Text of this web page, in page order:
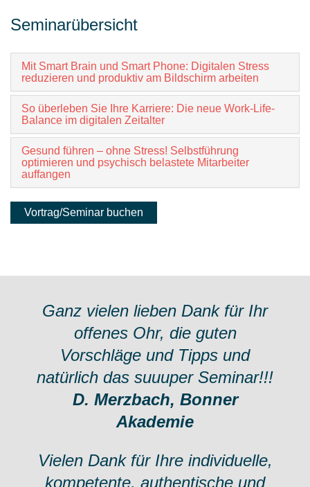
Seminarübersicht
Mit Smart Brain und Smart Phone: Digitalen Stress
reduzieren und produktiv am Bildschirm arbeiten
So überleben Sie Ihre Karriere: Die neue Work-Life-
Balance im digitalen Zeitalter
Gesund führen – ohne Stress! Selbstführung
optimieren und psychisch belastete Mitarbeiter
auffangen
Vortrag/Seminar buchen
Ganz vielen lieben Dank für Ihr
offenes Ohr, die guten
Vorschläge und Tipps und
natürlich das suuuper Seminar!!!
D. Merzbach, Bonner
Akademie
Vielen Dank für Ihre individuelle,
kompetente, authentische und